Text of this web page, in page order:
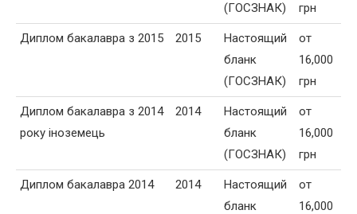
(ГОСЗНАК)
грн
Диплом бакалавра з 2015 2015
Настоящий
бланк
(ГОСЗНАК)
от
16,000
грн
Диплом бакалавра з 2014
року іноземець
2014
Настоящий
бланк
(ГОСЗНАК)
от
16,000
грн
Диплом бакалавра 2014 2014
Настоящий
бланк
от
16,000